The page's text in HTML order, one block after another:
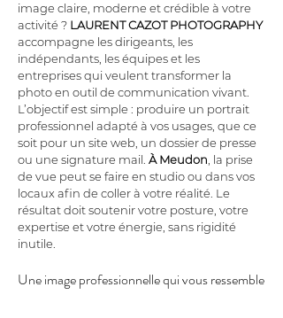
image claire, moderne et crédible à votre
activité ? LAURENT CAZOT PHOTOGRAPHY
accompagne les dirigeants, les
indépendants, les équipes et les
entreprises qui veulent transformer la
photo en outil de communication vivant.
L’objectif est simple : produire un portrait
professionnel adapté à vos usages, que ce
soit pour un site web, un dossier de presse
ou une signature mail. À Meudon , la prise
de vue peut se faire en studio ou dans vos
locaux afin de coller à votre réalité. Le
résultat doit soutenir votre posture, votre
expertise et votre énergie, sans rigidité
inutile.
Une image professionnelle qui vous ressemble